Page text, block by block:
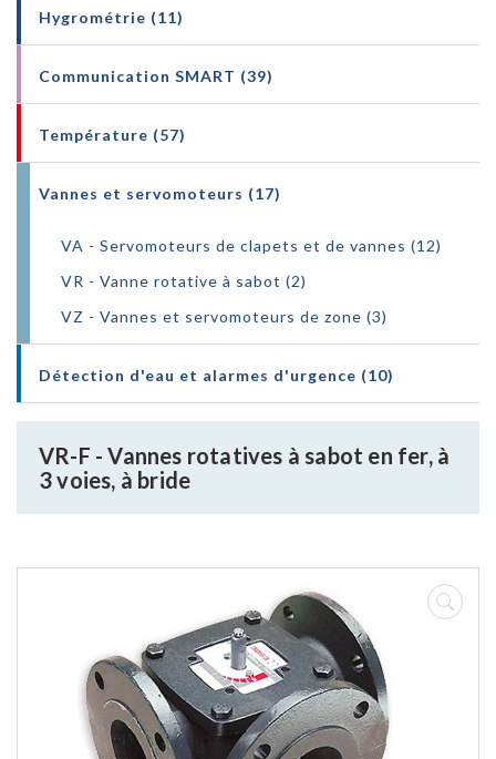
Hygrométrie (11)
Communication SMART (39)
Température (57)
Vannes et servomoteurs (17)
VA - Servomoteurs de clapets et de vannes (12)
VR - Vanne rotative à sabot (2)
VZ - Vannes et servomoteurs de zone (3)
Détection d'eau et alarmes d'urgence (10)
VR-F - Vannes rotatives à sabot en fer, à
3 voies, à bride